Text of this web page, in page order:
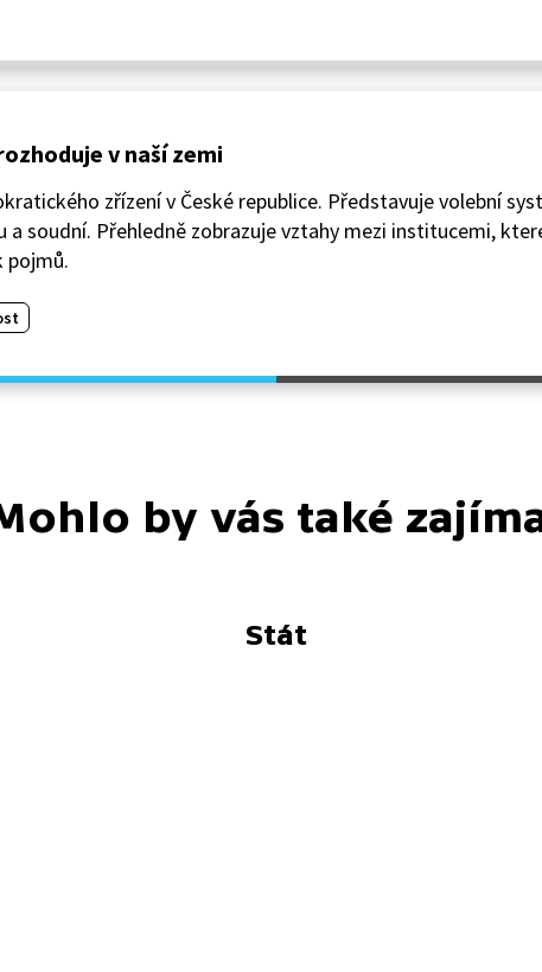
v naší zemi
zřízení v České republice. Představuje volební
a soudní. Přehledně zobrazuje vztahy mezi institucemi,
pojmů.
by vás také
Stát